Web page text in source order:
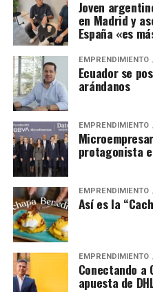
Joven
en Madrid y
España «es
EMPRENDIMIENTO
Ecuador se
arándanos
EMPRENDIMIENTO
protagonista
EMPRENDIMIENTO
Así es la
EMPRENDIMIENTO
Conectando a
apuesta de